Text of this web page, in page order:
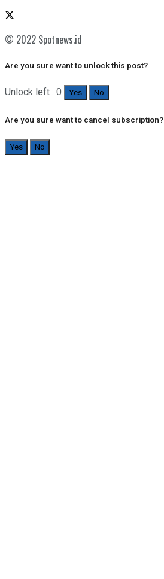
© 2022 Spotnews.id
Are you sure want to unlock this post?
Unlock left : 0 Yes No
Are you sure want to cancel subscription?
Yes No